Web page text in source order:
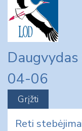
content
04-06
Reti